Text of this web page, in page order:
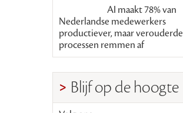
AI maakt 78% van
Nederlandse medewerkers
productiever, maar verouderde
processen remmen af
Blijf op de hoogte